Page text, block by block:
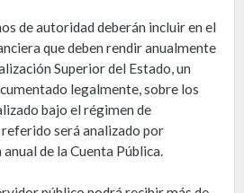
de autoridad deberán incluir en el
que deben rendir anualmente
Superior del Estado, un
legalmente, sobre los
bajo el régimen de
será analizado por
de la Cuenta Pública.